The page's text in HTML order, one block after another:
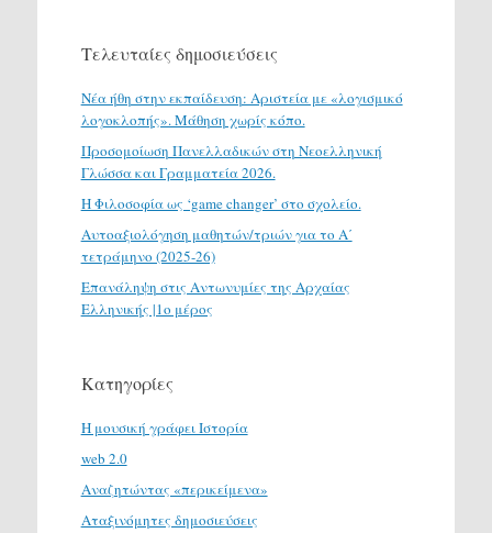
Τελευταίες δημοσιεύσεις
Νέα ήθη στην εκπαίδευση: Αριστεία με «λογισμικό
λογοκλοπής». Μάθηση χωρίς κόπο.
Προσομοίωση Πανελλαδικών στη Νεοελληνική
Γλώσσα και Γραμματεία 2026.
H Φιλοσοφία ως ‘game changer’ στο σχολείο.
Αυτοαξιολόγηση μαθητών/τριών για το Α΄
τετράμηνο (2025-26)
Επανάληψη στις Αντωνυμίες της Αρχαίας
Ελληνικής |1ο μέρος
Κατηγορίες
H μουσική γράφει Ιστορία
web 2.0
Αναζητώντας «περικείμενα»
Αταξινόμητες δημοσιεύσεις